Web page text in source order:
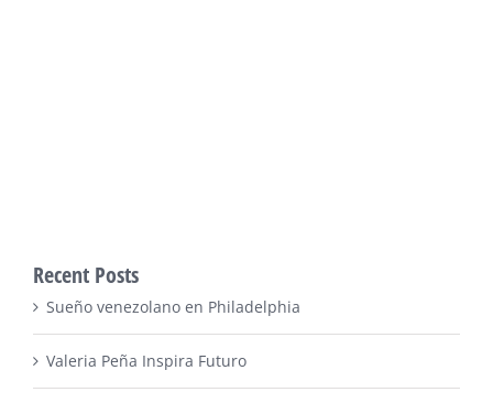
Recent Posts
Sueño venezolano en Philadelphia
Valeria Peña Inspira Futuro